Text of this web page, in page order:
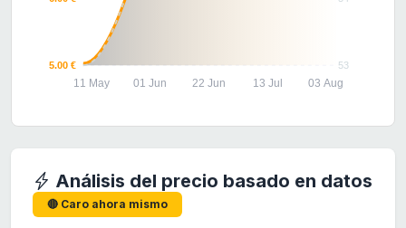
53
5.00 €
11 May 01 Jun 22 Jun 13 Jul 03 Aug
Análisis del precio basado en datos
🔴 Caro ahora mismo